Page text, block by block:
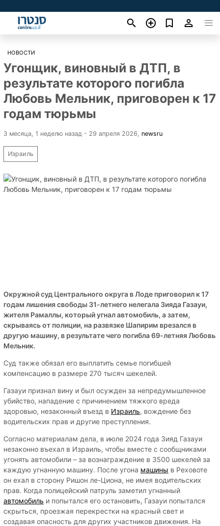
НОВОСТИ
Угонщик, виновный в ДТП, в
результате которого погибла
Любовь Мельник, приговорен к 17
годам тюрьмы
3 месяца, 1 неделю назад - 29 апреля 2026 newsru
Израиль
Окружной суд Центрального округа в Лоде приговорил к 17
годам лишения свободы 31-летнего нелегала Зияда Газауи,
жителя Рамаллы, который угнал автомобиль, а затем,
скрываясь от полиции, на развязке Шапирим врезался в
другую машину, в результате чего погибла 69-летняя Любовь
Мельник.
Суд также обязал его выплатить семье погибшей
компенсацию в размере 270 тысяч шекелей.
Газауи признал вину и был осужден за непредумышленное
убийство, нападение с причинением тяжкого вреда
здоровью, незаконный въезд в Израиль, вождение без
водительских прав и другие преступления.
Согласно материалам дела, в июле 2024 года Зияд Газауи
незаконно въехал в Израиль, чтобы вместе с сообщниками
угонять автомобили – за вознаграждение в 3500 шекелей за
каждую угнанную машину. После угона машины в Реховоте
он ехал в сторону Ришон ле-Циона, не имея водительских
прав. Когда полицейский патруль заметил угнанный
автомобиль и попытался его остановить, Газауи попытался
скрыться, проезжая перекрестки на красный свет и
создавая опасность для других участников движения. На